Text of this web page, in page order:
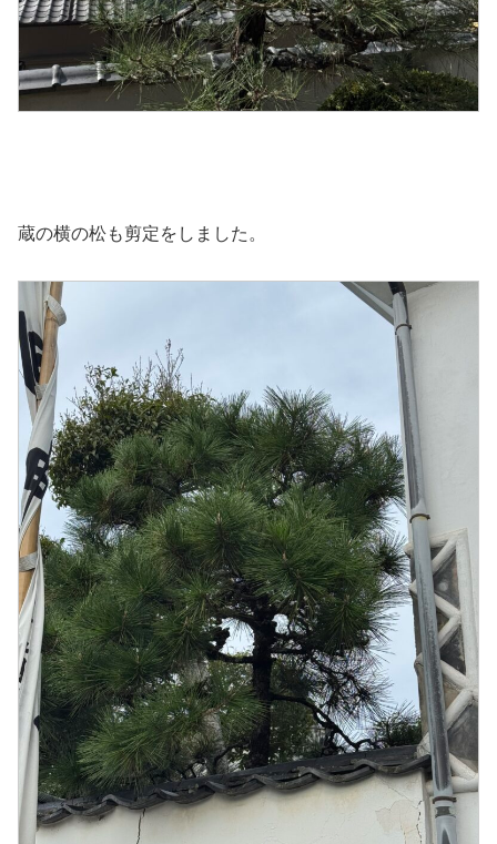
蔵の横の松も剪定をしました。